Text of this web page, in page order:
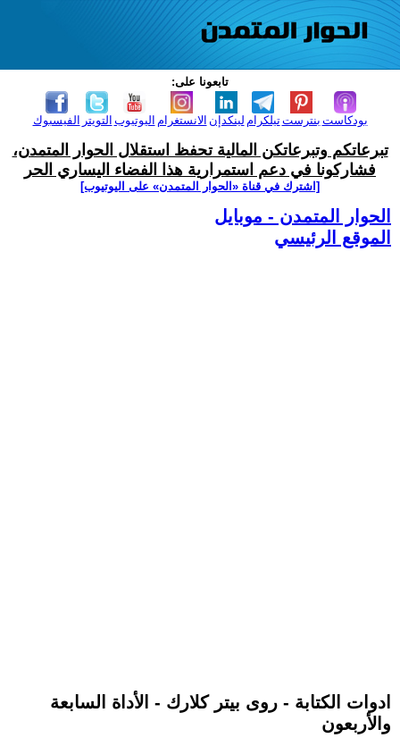
تابعونا على:
الفيسبوك التويتر اليوتيوب الانستغرام لينكدإن تيلكرامبنترست بودكاست
تبرعاتكم وتبرعاتكن المالية تحفظ استقلال الحوار المتمدن،
فشاركونا في دعم استمرارية هذا الفضاء اليساري الحر
[اشترك في قناة ‫«الحوار المتمدن» على اليوتيوب]
الحوار المتمدن - موبايل
الموقع الرئيسي
ادوات الكتابة - روى بيتر كلارك - الأداة السابعة
والأربعون